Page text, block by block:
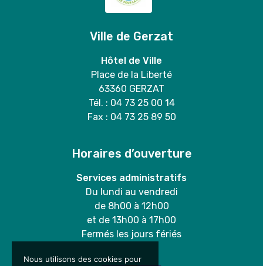
Ville de Gerzat
Hôtel de Ville
Place de la Liberté
63360 GERZAT
Tél. : 04 73 25 00 14
Fax : 04 73 25 89 50
Horaires d’ouverture
Services administratifs
Du lundi au vendredi
de 8h00 à 12h00
et de 13h00 à 17h00
Fermés les jours fériés
Nous utilisons des cookies pour